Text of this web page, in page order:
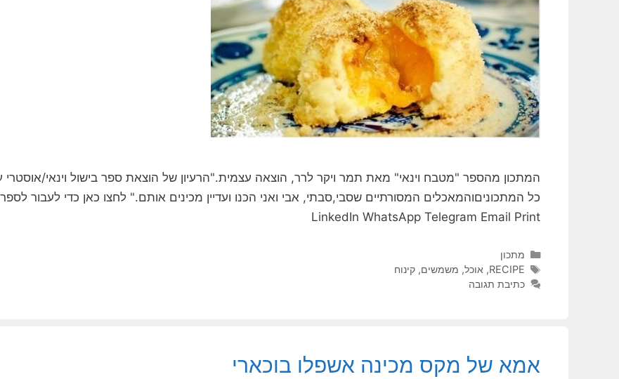
המתכון מהספר "מטבח וינאי" מאת תמר ויקר לרר, הוצאה עצמית."הרעיון של הוצאת ספר בישול וינאי/
LinkedIn WhatsApp Telegram Email Print
קטגוריות
מתכון
תגיות
RECIPE
, אוכל, משמשים, קינוח
כתיבת תגובה
אמא של מקס מכינה אשפלו בוכארי